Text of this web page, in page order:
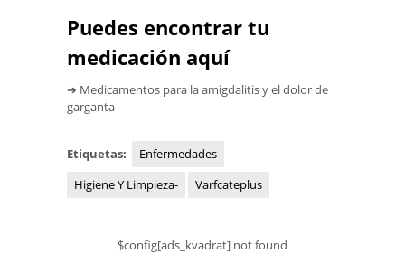
Puedes encontrar tu
medicación aquí
➔ Medicamentos para la amigdalitis y el dolor de
garganta
Etiquetas:
Enfermedades
Higiene Y Limpieza-
Varfcateplus
$config[ads_kvadrat] not found